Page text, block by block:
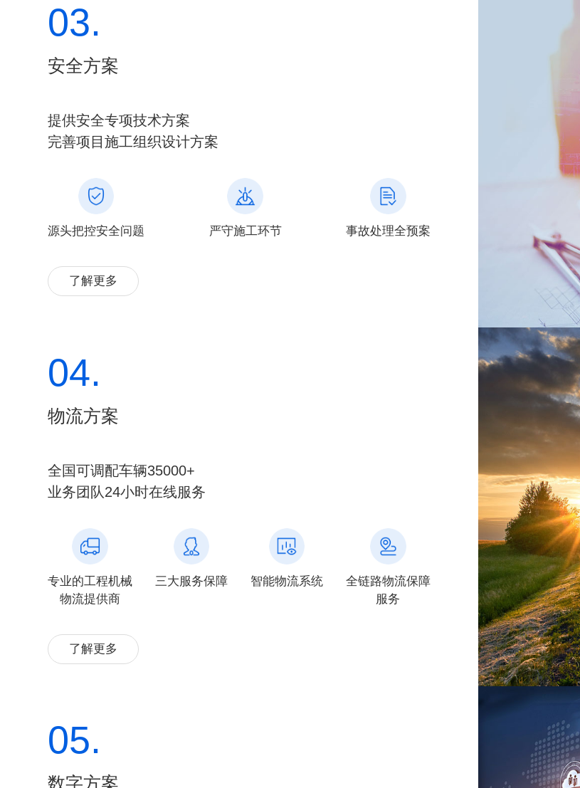
03.
安全方案
提供安全专项技术方案
完善项目施工组织设计方案
源头把控安全问题 严守施工环节 事故处理全预案
了解更多
04.
物流方案
全国可调配车辆35000+
业务团队24小时在线服务
专业的工程机械
物流提供商
三大服务保障 智能物流系统
全链路物流保障
服务
了解更多
05.
数字方案